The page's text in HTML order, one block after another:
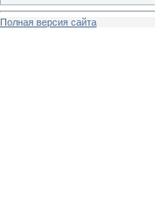
Полная версия сайта